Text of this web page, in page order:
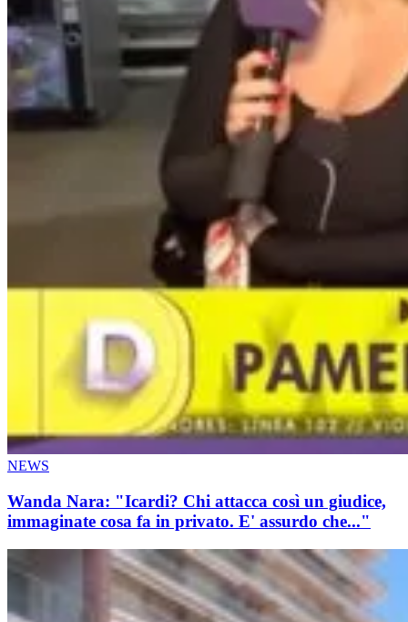
NEWS
Wanda Nara: "Icardi? Chi attacca così un giudice,
immaginate cosa fa in privato. E' assurdo che..."